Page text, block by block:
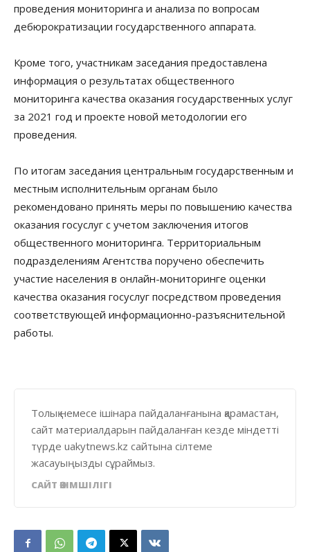
проведения мониторинга и анализа по вопросам
дебюрократизации государственного аппарата.
Кроме того, участникам заседания предоставлена
информация о результатах общественного
мониторинга качества оказания государственных услуг
за 2021 год и проекте новой методологии его
проведения.
По итогам заседания центральным государственным и
местным исполнительным органам было
рекомендовано принять меры по повышению качества
оказания госуслуг с учетом заключения итогов
общественного мониторинга. Территориальным
подразделениям Агентства поручено обеспечить
участие населения в онлайн-мониторинге оценки
качества оказания госуслуг посредством проведения
соответствующей информационно-разъяснительной
работы.
Толық немесе ішінара пайдаланғанына қарамастан,
сайт материалдарын пайдаланған кезде міндетті
түрде uakytnews.kz сайтына сілтеме
жасауыңызды сұраймыз.
САЙТ ӘКІМШІЛІГІ